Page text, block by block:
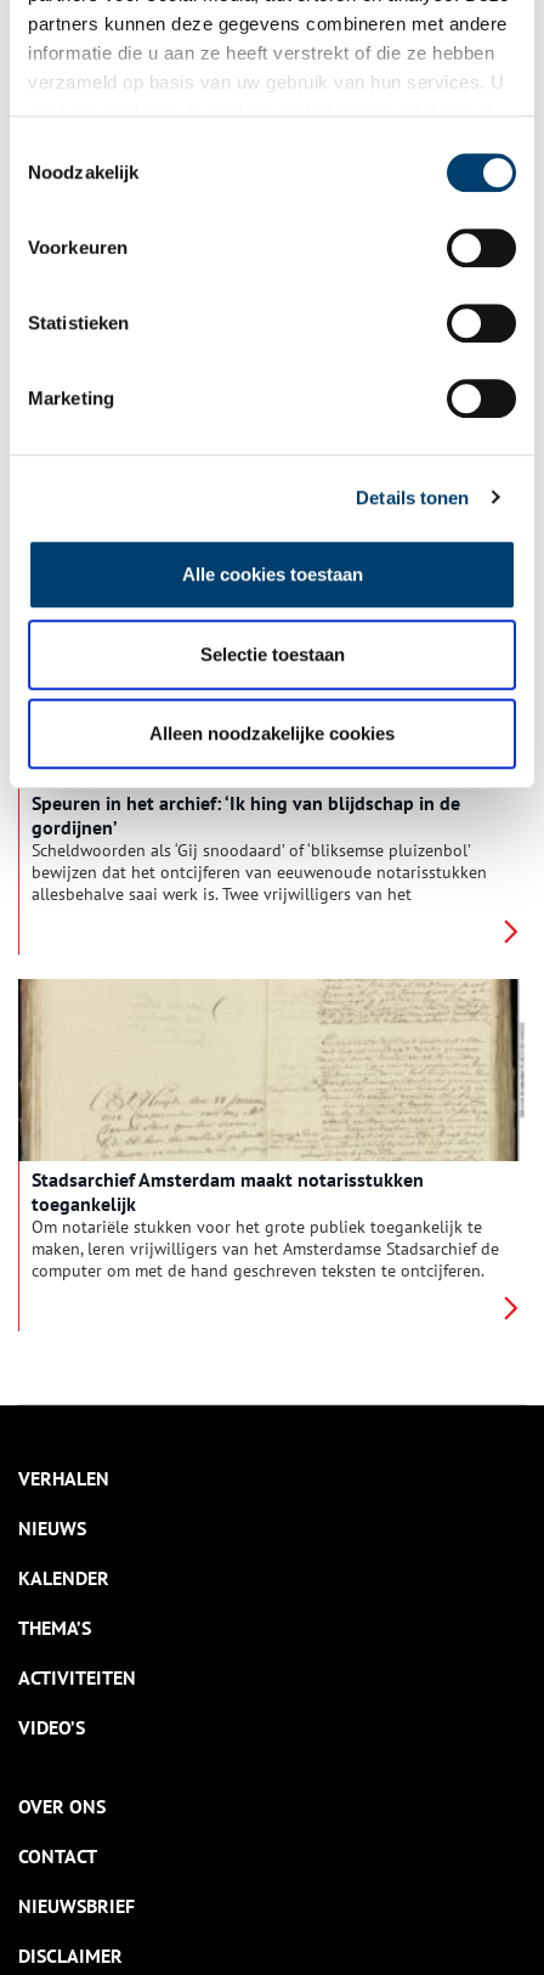
partners kunnen deze gegevens combineren met andere
informatie die u aan ze heeft verstrekt of die ze hebben
verzameld op basis van uw gebruik van hun services. U
Noodzakelijk
Voorkeuren
Statistieken
Marketing
Details tonen
Alle cookies toestaan
Selectie toestaan
Alleen noodzakelijke cookies
Stichting Oud-Castricum belicht een allemachtig mooi
dorp in de duinen
De duindorpen Bakkum en Castricum beschikken over een
Noord-Holland ging op bezoek bij Stichting Oud-Castricum.
De eerste dag van het nieuwe jaar is een belangrijke dag voor
deze dag, ook wel Openbaarheidsdag genoemd, worden in
die tot dan toe niet toegankelijk waren.
Speuren in het archief: ‘Ik hing van blijdschap in de
gordijnen’
Scheldwoorden als ‘Gij snoodaard’ of ‘bliksemse pluizenbol’
bewijzen dat het ontcijferen van eeuwenoude notarisstukken
allesbehalve saai werk is. Twee vrijwilligers van het
Stadsarchief Amsterdam maakt notarisstukken
toegankelijk
Om notariële stukken voor het grote publiek toegankelijk te
maken, leren vrijwilligers van het Amsterdamse Stadsarchief de
computer om met de hand geschreven teksten te ontcijferen.
VERHALEN
NIEUWS
KALENDER
THEMA’S
ACTIVITEITEN
VIDEO’S
OVER ONS
CONTACT
NIEUWSBRIEF
DISCLAIMER